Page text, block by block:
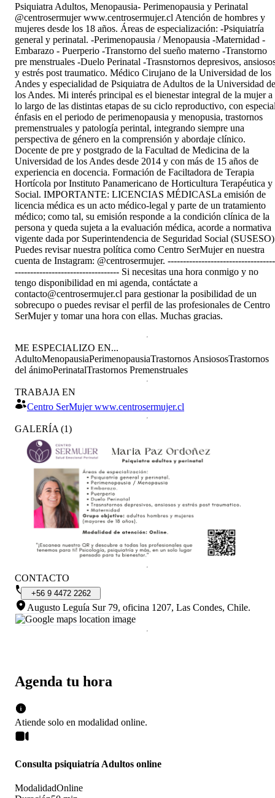
Agenda tu hora
Atiende solo en modalidad online.
Consulta psiquiatría Adultos online
ModalidadOnline
Psiquiatra Adultos, Menopausia- Perimenopausia y Perinatal
@centrosermujer www.centrosermujer.cl Atención de hombres y
mujeres desde los 18 años. Áreas de especialización: -Psiquiatría
general y perinatal. -Perimenopausia / Menopausia -Maternidad -
Embarazo - Puerperio -Transtorno del sueño materno -Transtorno
pre menstruales -Duelo Perinatal -Trasnstornos depresivos,
y estrés post traumatico. Médico Cirujano de la Universidad de los
Andes y especialidad de Psiquiatra de Adultos de la Universidad de
los Andes. Mi interés principal es el bienestar integral de la mujer a
lo largo de las distintas etapas de su ciclo reproductivo, con
énfasis en el periodo de perimenopausia y menopusia, trastornos
premenstruales y patología perintal, integrando siempre una
perspectiva de género en la comprensión y abordaje clínico.
Docente de pre y postgrado de la Facultad de Medicina de la
Universidad de los Andes desde 2014 y con más de 15 años de
experiencia en docencia. Formación de Faciltadora de Terapia
Hortícola por Instituto Panamericano de Horticultura Terapéutica y
Social. IMPORTANTE: LICENCIAS MÉDICAS ​​La emisión de
licencia médica es un acto médico-legal y parte de un tratamiento
médico; como tal, su emisión responde a la condición clínica de la
persona y queda sujeta a la evaluación médica, acorde a normativa
vigente dada por Superintendencia de Seguridad Social
Puedes revisar nuestra política como Centro SerMujer en nuestra
cuenta de Instagram: @centrosermujer.
---------------------------------- Si necesitas una hora conmigo y no
tengo disponibilidad en mi agenda, contáctate a
contacto@centrosermujer.cl para gestionar la posibilidad de un
sobrecupo o puedes revisar el perfil de las profesionales de Centro
SerMujer y tomar una hora con ellas. Muchas gracias.
ME ESPECIALIZO EN...
AdultoMenopausiaPerimenopausiaTrastornos AnsiososTrastornos
del ánimoPerinatalTrastornos Premenstruales
TRABAJA EN
Centro SerMujer www.centrosermujer.cl
GALERÍA (1)
CONTACTO
+56 9 4472 2262
Augusto Leguía Sur 79, oficina 1207, Las Condes, Chile.